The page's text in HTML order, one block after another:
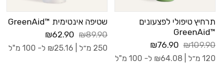
תרחיץ טיפולי לפצעונים
™GreenAid
₪109.90
₪76.90
120 מ״ל | ₪64.08 ל- 100 מ"ל
שטיפה אינטימית ™GreenAid
₪89.90
₪62.90
250 מ״ל | ₪25.16 ל- 100 מ"ל